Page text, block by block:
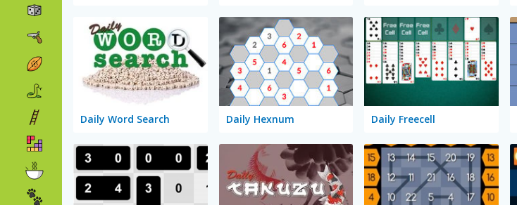
Daily Word Search Daily Hexnum Daily Freecell